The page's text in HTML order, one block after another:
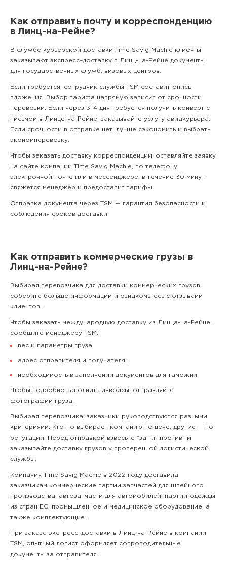
Как отправить почту и корреспонденцию
в Линц-на-Рейне?
В службе курьерской доставки Time Savig Machie клиенты
заказывают экспресс–доставку в Линц-на-Рейне документы
для государственных служб, визовых центров.
Если требуется, сотрудник службы TSM составит опись
вложения. Выбор тарифа напрямую зависит от срочности
перевозки. Если через 3–4 дня требуется получить конверт с
письмом в Линце-на-Рейне, заказывайте услугу авиакурьера.
Если срочности в отправке нет, лучше сэкономить и выбрать
экономперевозку.
Чтобы заказать доставку корреспонденции, оставляйте заявку
на сайте компании Time Savig Machie, по телефону,
электронной почте или в мессенджере, в течение 30 минут
свяжется менеджер и предоставит тарифы.
Отправка документа через TSM — гарантия безопасности и
соблюдения сроков доставки.
Как отправить коммерческие грузы в
Линц-на-Рейне?
Выбирая перевозчика для доставки коммерческих грузов,
соберите больше информации и ознакомьтесь с отзывами
клиентов.
Чтобы заказать международную доставку из Линца-на-Рейне,
сообщите менеджеру TSM:
вес и параметры груза;
адрес отправителя и получателя;
необходимость в заполнении документов для таможни.
Чтобы подробно заполнить инвойсы, отправляйте
фотографии груза.
Выбирая перевозчика, заказчики руководствуются разными
критериями. Кто–то выбирает компанию по цене, другие — по
репутации. Перед отправкой взвесьте “за” и “против” и
заказывайте доставку грузов у проверенной логистической
службы.
Компания Time Savig Machie в 2022 году доставила
заказчикам коммерческие партии запчастей для швейного
производства, автозапчасти для автомобилей, партии одежды
из стран ЕС, промышленное и медицинское оборудование, а
также комплектующие.
При заказе экспресс–доставки в Линц-на-Рейне в компании
TSM, опытный логист оформляет сопроводительные
документы за отправителя.